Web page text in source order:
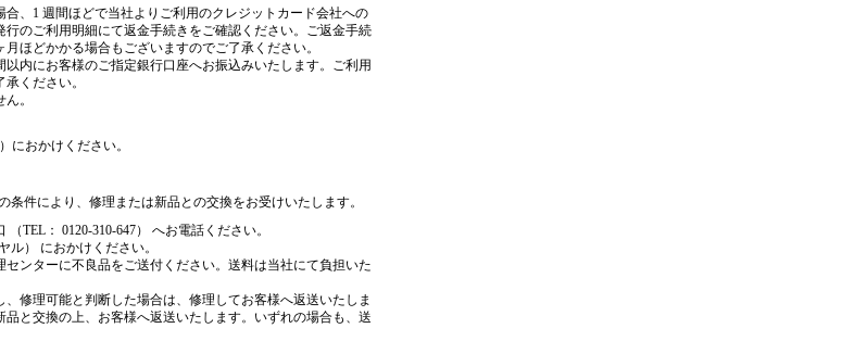
、1 週間ほどで当社よりご利用のクレジットカード会社への
のご利用明細にて返金手続きをご確認ください。ご返金手続
ほどかかる場合もございますのでご了承ください。
内にお客様のご指定銀行口座へお振込みいたします。ご利用
ください。
。
におかけください。
件により、修理または新品との交換をお受けいたします。
TEL： 0120-310-647） へお電話ください。
ル） におかけください。
ンターに不良品をご送付ください。送料は当社にて負担いた
修理可能と判断した場合は、修理してお客様へ返送いたしま
と交換の上、お客様へ返送いたします。いずれの場合も、送